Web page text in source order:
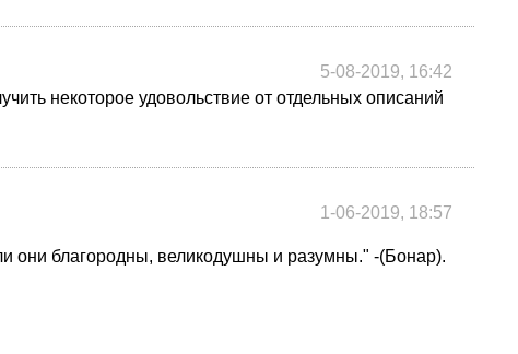
5-08-2019, 16:42
некоторое удовольствие от отдельных описаний
1-06-2019, 18:57
они благородны, великодушны и разумны." -(Бонар).